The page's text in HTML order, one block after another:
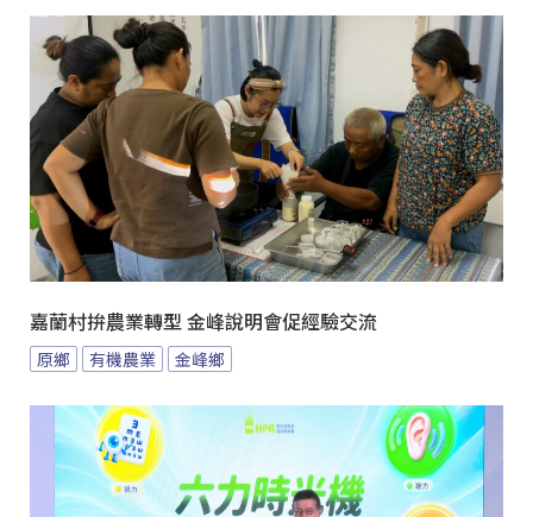
嘉蘭村拚農業轉型 金峰說明會促經驗交流
原鄉 有機農業 金峰鄉